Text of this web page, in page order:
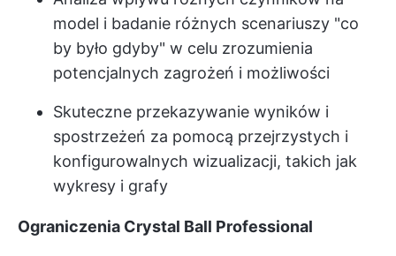
model i badanie różnych scenariuszy "co
by było gdyby" w celu zrozumienia
potencjalnych zagrożeń i możliwości
Skuteczne przekazywanie wyników i
spostrzeżeń za pomocą przejrzystych i
konfigurowalnych wizualizacji, takich jak
wykresy i grafy
Ograniczenia Crystal Ball Professional